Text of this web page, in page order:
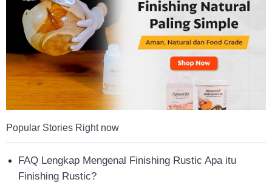
Popular Stories Right now
FAQ Lengkap Mengenal Finishing Rustic Apa itu
Finishing Rustic?